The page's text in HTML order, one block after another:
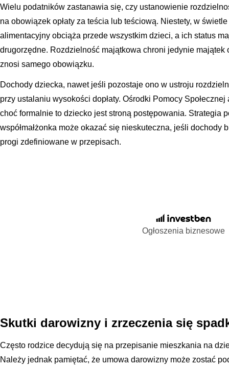
Wielu podatników zastanawia się, czy ustanowienie
na obowiązek opłaty za teścia lub teściową. Niestety, w
alimentacyjny obciąża przede wszystkim dzieci, a ich status
drugorzędne. Rozdzielność majątkowa chroni jedynie majątek
znosi samego obowiązku.
Dochody dziecka, nawet jeśli pozostaje ono w ustroju
przy ustalaniu wysokości dopłaty. Ośrodki Pomocy
choć formalnie to dziecko jest stroną postępowania. Strategia
współmałżonka może okazać się nieskuteczna, jeśli dochody
progi zdefiniowane w przepisach.
Ogłoszenia biznesowe
Skutki darowizny i zrzeczenia się
Często rodzice decydują się na przepisanie mieszkania na
Należy jednak pamiętać, że umowa darowizny może zostać